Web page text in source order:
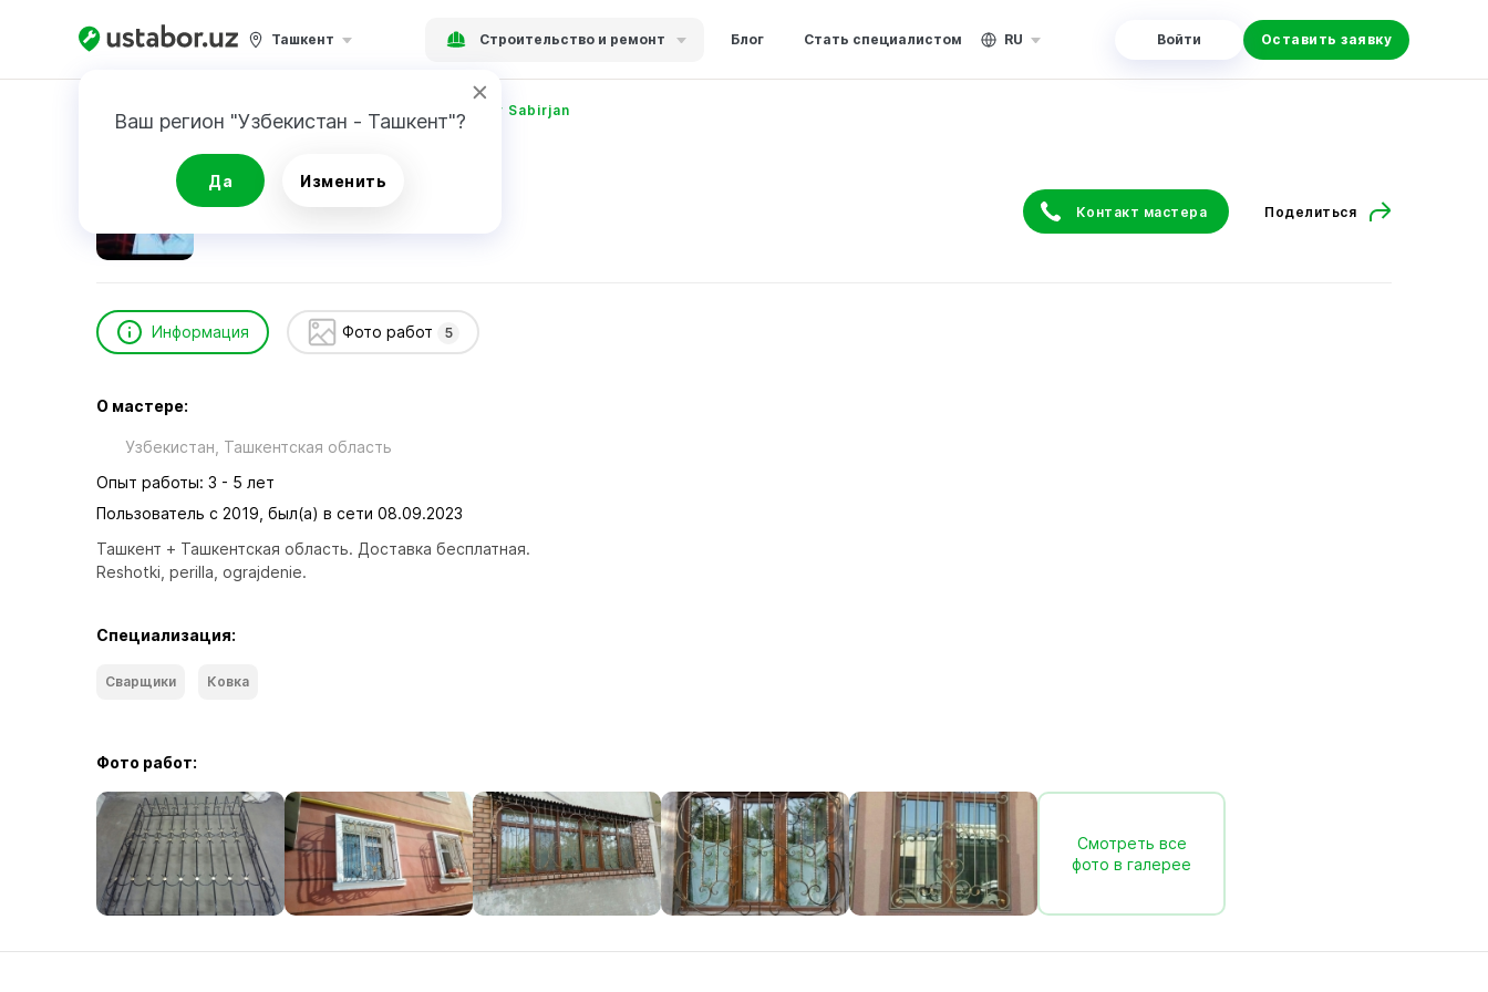
Ташкент Строительство и ремонт Блог Стать специалистом RU Войти Оставить заявку
Ваш регион "Узбекистан - Ташкент"?
Да Изменить
Главная Строительство и ремонт Usmanov Sabirjan
Usmanov Sabirjan
Контакт мастера Поделиться
Информация Фото работ 5
О мастере:
Узбекистан, Ташкентская область
Опыт работы: 3 - 5 лет
Пользователь с 2019, был(а) в сети 08.09.2023
Ташкент + Ташкентская область. Доставка бесплатная.
Reshotki, perilla, ograjdenie.
Специализация:
Сварщики Ковка
Фото работ:
Смотреть все
фото в галерее